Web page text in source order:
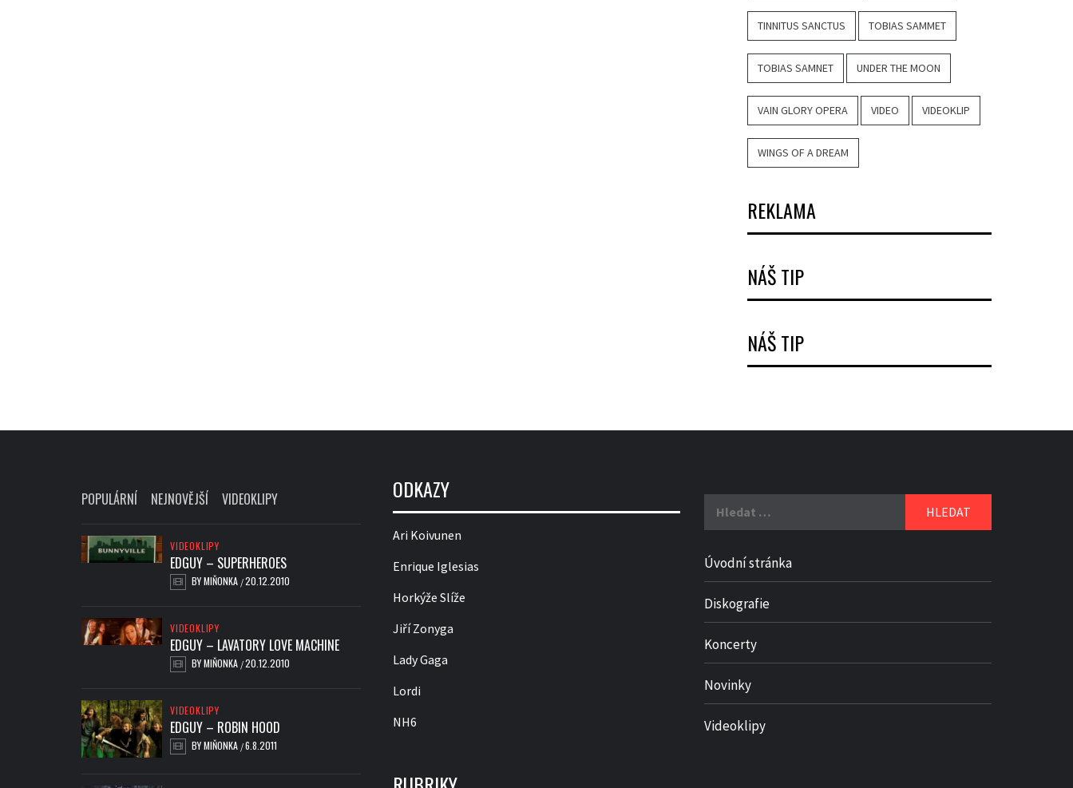
TINNITUS SANCTUS TOBIAS SAMMET
TOBIAS SAMNET UNDER THE MOON
VAIN GLORY OPERA VIDEO VIDEOKLIP
WINGS OF A DREAM
REKLAMA
NÁŠ TIP
NÁŠ TIP
POPULÁRNÍ NEJNOVĚJŠÍ VIDEOKLIPY
VIDEOKLIPY
EDGUY – SUPERHEROES
BYMIŇONKA /20.12.2010
VIDEOKLIPY
EDGUY – LAVATORY LOVE MACHINE
BYMIŇONKA /20.12.2010
VIDEOKLIPY
EDGUY – ROBIN HOOD
BYMIŇONKA /6.8.2011
ODKAZY
Ari Koivunen
Enrique Iglesias
Horkýže Slíže
Jiří Zonyga
Lady Gaga
Lordi
NH6
Úvodní stránka
Diskografie
Koncerty
Novinky
Videoklipy